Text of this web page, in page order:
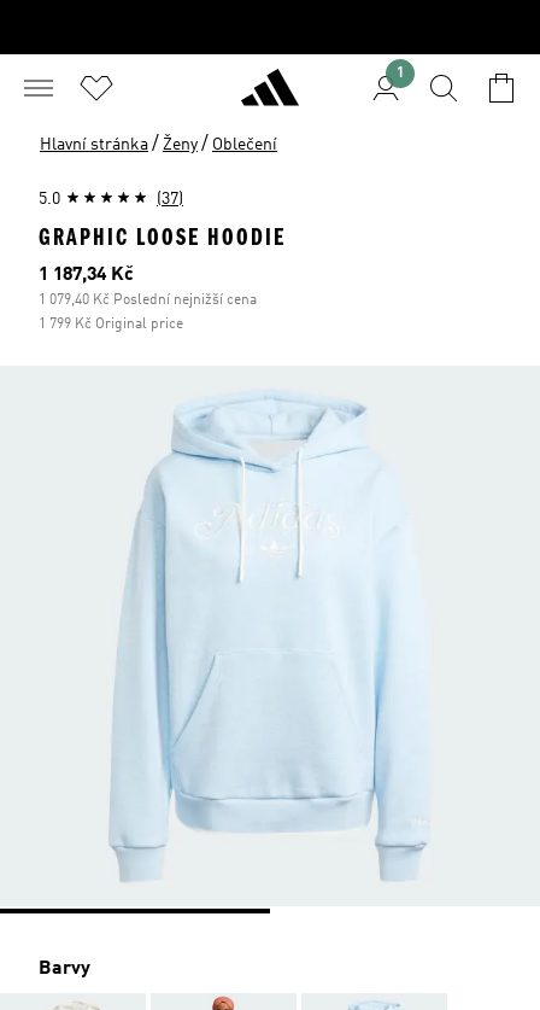
1
Hlavní stránka / Ženy / Oblečení
5.0 (37)
GRAPHIC LOOSE HOODIE
Aktuální cena
1 187,34 Kč
1 079,40 Kč Poslední nejnižší cena
1 799 Kč Original price
Barvy